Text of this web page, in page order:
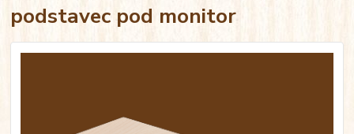
podstavec pod monitor